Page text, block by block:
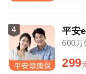
4 平安
600万
299